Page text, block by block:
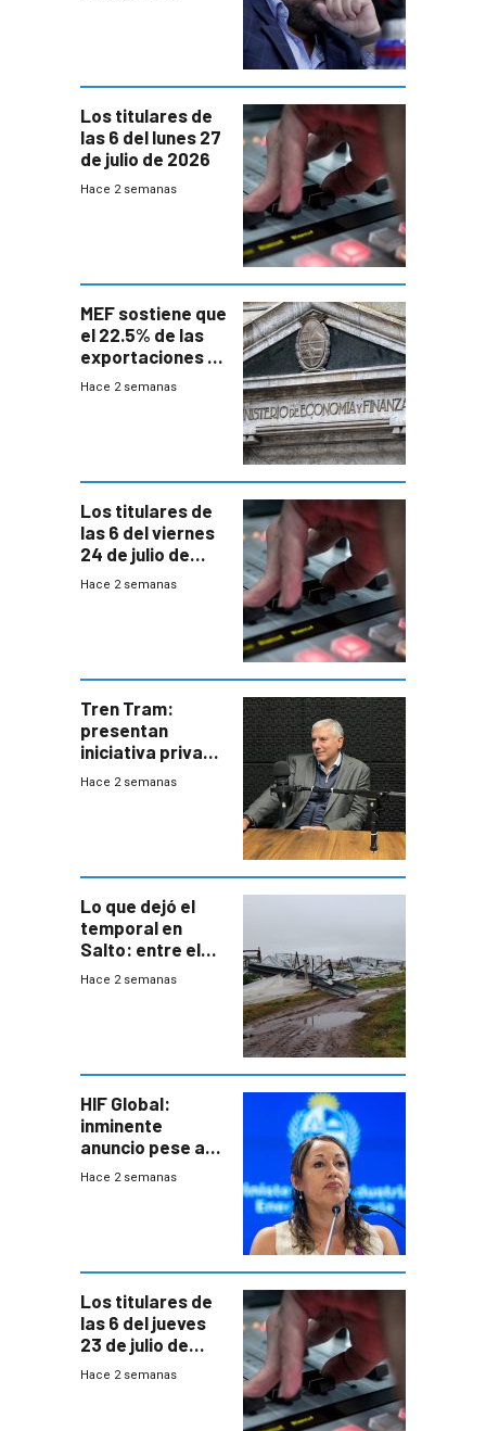
Los titulares de
las 6 del lunes 27
de julio de 2026
Hace 2 semanas
MEF sostiene que
el 22.5% de las
exportaciones a
EE.UU se verán
Hace 2 semanas
Los titulares de
las 6 del viernes
24 de julio de
2026
Hace 2 semanas
Tren Tram:
presentan
iniciativa privada
para una red de
Hace 2 semanas
Lo que dejó el
temporal en
Salto: entre el
impacto
Hace 2 semanas
HIF Global:
inminente
anuncio pese a
declaración de
gobierno
Hace 2 semanas
Los titulares de
las 6 del jueves
23 de julio de
2026
Hace 2 semanas